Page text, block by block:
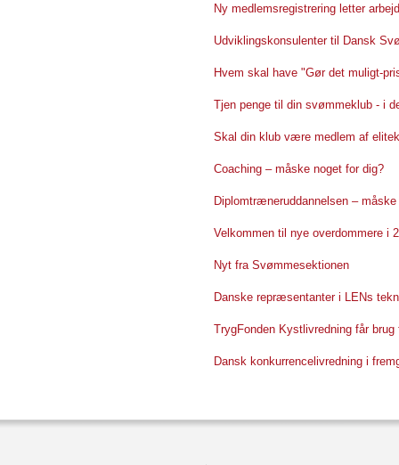
Ny medlemsregistrering letter
Udviklingskonsulenter til Dansk
Hvem skal have "Gør det muligt-
Tjen penge til din svømmeklub - i
Skal din klub være medlem af
Coaching – måske noget for dig?
Diplomtræneruddannelsen –
Velkommen til nye overdommere i
Nyt fra Svømmesektionen
Danske repræsentanter i LENs
TrygFonden Kystlivredning får
Dansk konkurrencelivredning i